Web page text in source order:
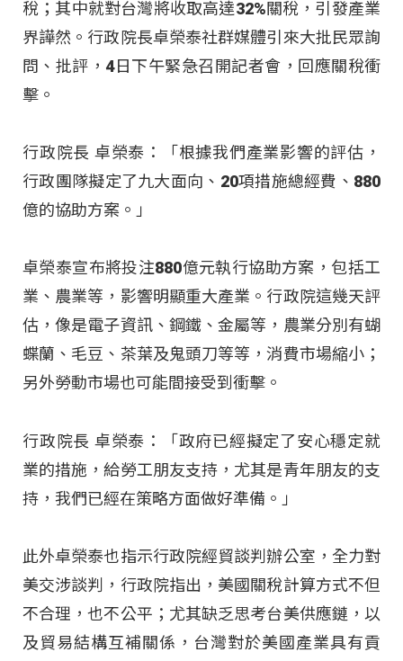
稅；其中就對台灣將收取高達32%關稅，引發產業
界譁然。行政院長卓榮泰社群媒體引來大批民眾詢
問、批評，4日下午緊急召開記者會，回應關稅衝
擊。
行政院長 卓榮泰：「根據我們產業影響的評估，
行政團隊擬定了九大面向、20項措施總經費、880
億的協助方案。」
卓榮泰宣布將投注880億元執行協助方案，包括工
業、農業等，影響明顯重大產業。行政院這幾天評
估，像是電子資訊、鋼鐵、金屬等，農業分別有蝴
蝶蘭、毛豆、茶葉及鬼頭刀等等，消費市場縮小；
另外勞動市場也可能間接受到衝擊。
行政院長 卓榮泰：「政府已經擬定了安心穩定就
業的措施，給勞工朋友支持，尤其是青年朋友的支
持，我們已經在策略方面做好準備。」
此外卓榮泰也指示行政院經貿談判辦公室，全力對
美交涉談判，行政院指出，美國關稅計算方式不但
不合理，也不公平；尤其缺乏思考台美供應鏈，以
及貿易結構互補關係，台灣對於美國產業具有貢